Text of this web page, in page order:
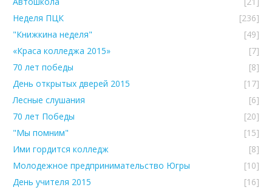
Неделя ПЦК
[236]
"Книжкина неделя"
[49]
«Краса колледжа 2015»
[7]
70 лет победы
[8]
День открытых дверей 2015
[17]
Лесные слушания
[6]
70 лет Победы
[20]
"Мы помним"
[15]
Ими гордится колледж
[8]
Молодежное предпринимательство Югры
[10]
День учителя 2015
[16]